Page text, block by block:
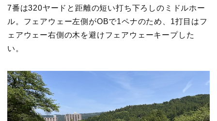
7番は320ヤードと距離の短い打ち下ろしのミドルホー
ル。フェアウェー左側がOBで1ペナのため、1打目はフ
ェアウェー右側の木を避けフェアウェーキープした
い。